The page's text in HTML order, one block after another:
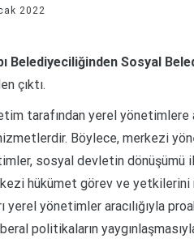
2022
Belediyeciliğinden Sosyal
çıktı.
tarafından yerel yönetimlere
Böylece, merkezi
sosyal devletin
hükümet görev ve
yerel yönetimler aracılığıyla
politikaların